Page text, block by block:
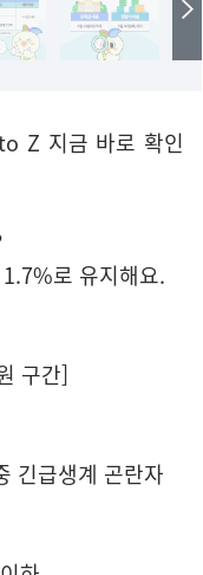
Z 지금 바로 확인
로 유지해요.
구간]
긴급생계 곤란자